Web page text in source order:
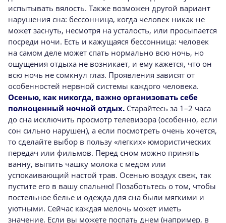
испытывать вялость. Также возможен другой вариант
нарушения сна: бессонница, когда человек никак не
может заснуть, несмотря на усталость, или просыпается
посреди ночи. Есть и кажущаяся бессонница: человек
на самом деле может спать нормально всю ночь, но
ощущения отдыха не возникает, и ему кажется, что он
всю ночь не сомкнул глаз. Проявления зависят от
особенностей нервной системы каждого человека.
Осенью, как никогда, важно организовать себе
полноценный ночной отдых. Старайтесь за 1–2 часа
до сна исключить просмотр телевизора (особенно, если
сон сильно нарушен), а если посмотреть очень хочется,
то сделайте выбор в пользу «легких» юмористических
передач или фильмов. Перед сном можно принять
ванну, выпить чашку молока с медом или
успокаивающий настой трав. Осенью воздух свеж, так
пустите его в вашу спальню! Позаботьтесь о том, чтобы
постельное белье и одежда для сна были мягкими и
уютными. Сейчас каждая мелочь может иметь
значение. Если вы можете поспать днем (например, в